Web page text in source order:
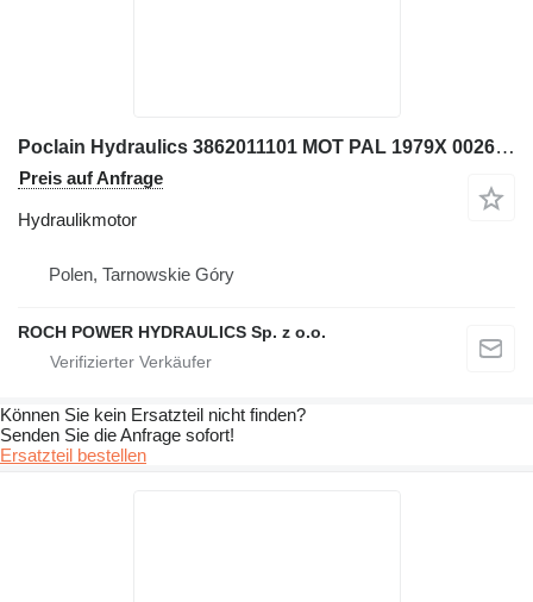
Poclain Hydraulics 3862011101 MOT PAL 1979X 002643730U Hydraulikmotor für Bagger
Preis auf Anfrage
Hydraulikmotor
Polen, Tarnowskie Góry
ROCH POWER HYDRAULICS Sp. z o.o.
Können Sie kein Ersatzteil nicht finden?
Senden Sie die Anfrage sofort!
Ersatzteil bestellen